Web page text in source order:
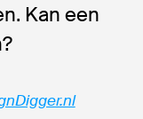
Kan een